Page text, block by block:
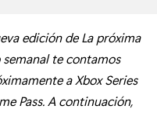
edición de La próxima
semanal te contamos
a Xbox Series
Pass. A continuación,